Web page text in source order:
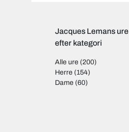
Jacques Lemans ure
efter kategori
Alle ure (200)
Herre (154)
Dame (60)